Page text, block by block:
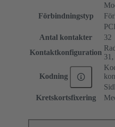
Förbindningstyp
Antal kontakter
32
Kontaktkonfiguration
31,
Kodning
Kretskortsfixering